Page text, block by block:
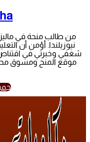
من طالب منحة في
نيوزيلندا. أؤمن أن
شغفي وخبرتي في
موقع المنح ومسوق